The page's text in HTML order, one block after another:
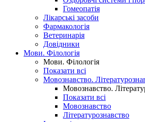
Гомеопатія
Лікарські засоби
Фармакологія
Ветеринарія
Довідники
Мови. Філологія
Мови. Філологія
Показати всі
Мовознавство.
Мовознавство.
Показати всі
Мовознавство
Літературознавство